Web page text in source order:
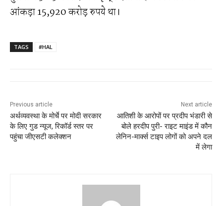
आंकड़ा ₹15,920 करोड़ रुपये था।
TAGS #HAL
Previous article
अर्थव्यवस्था के मोर्चे पर मोदी सरकार
के लिए गुड न्यूज, रिकॉर्ड स्तर पर
पहुंचा जीएसटी कलेक्शन
Next article
आतिशी के आरोपों पर प्रदीप भंडारी से
बोले हरदीप पुरी- राइट माइंड में कौन
लेनिन-मार्क्स टाइप लोगों को अपने दल
में लेगा